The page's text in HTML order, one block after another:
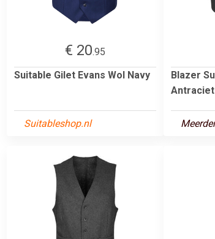
€ 20.95
Suitable Gilet Evans Wol Navy
Suitableshop.nl
Blazer
Antraciet